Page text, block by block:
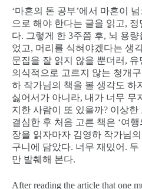
‘마흔의 돈 공부’에서 마흔이
으로 해야 한다는 글을 읽고,
다. 그렇게 한 3주쯤 후, 뇌 용
었고, 머리를 식혀야겠다는 생
문집을 잘 읽지 않을 뿐더러,
의식적으로 고르지 않는 청개
하 작가님의 책을 볼 생각도 하
싫어서가 아니라, 내가 너무 무
지한 사람이 또 있을까? 이상한
결심한 후 처음 고른 책은 ‘여행
장을 읽자마자 김영하 작가님
구니에 담았다. 너무 재밌어.
만 발췌해 본다.
After reading the article that one